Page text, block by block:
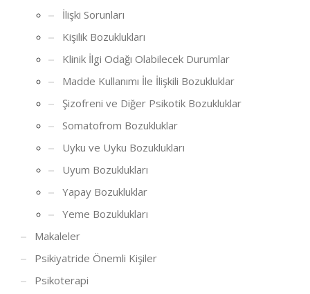
İlişki Sorunları
Kişilik Bozuklukları
Klinik İlgi Odağı Olabilecek Durumlar
Madde Kullanımı İle İlişkili Bozukluklar
Şizofreni ve Diğer Psikotik Bozukluklar
Somatofrom Bozukluklar
Uyku ve Uyku Bozuklukları
Uyum Bozuklukları
Yapay Bozukluklar
Yeme Bozuklukları
Makaleler
Psikiyatride Önemli Kişiler
Psikoterapi